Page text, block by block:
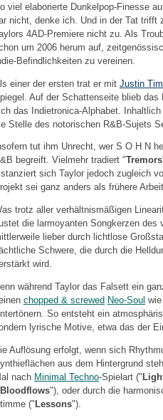
viel elaborierte Dunkelpop-Finesse
nicht, denke ich. Und in der Tat trifft
4AD-Premiere nicht zu. Als
um 2006 herum auf,
Befindlichkeiten zu vereinen.
einer der ersten trat er mit Justin
Auf der Schattenseite blieb
das Indietronica-Alphabet.
Stelle des notorischen R&B-Sujets
tut ihm Unrecht, wer S O H N
begreift. Vielmehr tradiert "Tremors
sich Taylor jedoch zugleich
sei ganz anders als frühere
trotz aller verhältnismäßigen
die larmoyanten Songkerzen des
lieber durch lichtlose
Schwere, die durch die
wird.
während Taylor das Falsett ein
chopped & screwed Neo-Soul
So entsteht ein
lyrische Motive, etwa das der
Auflösung erfolgt, wenn sich
aus dem Hintergrund
nach Minimal Techno-Spielart ("
Bloodflows"), oder durch die
(" Lessons").